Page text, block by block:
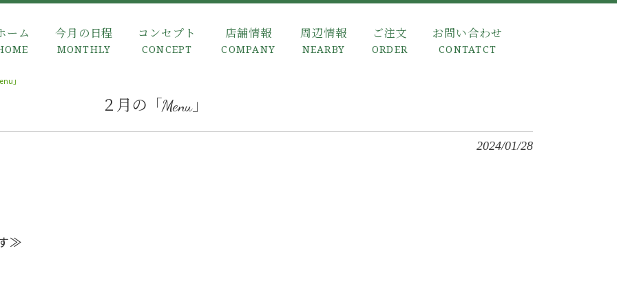
ーム 今月の日程
MONTHLY
コンセプト
CONCEPT
店舗情報
COMPANY
周辺情報
NEARBY
ご注文
ORDER
お問い合わせ
CONTATCT
」
２月の「Menu」
2024/01/28
≫